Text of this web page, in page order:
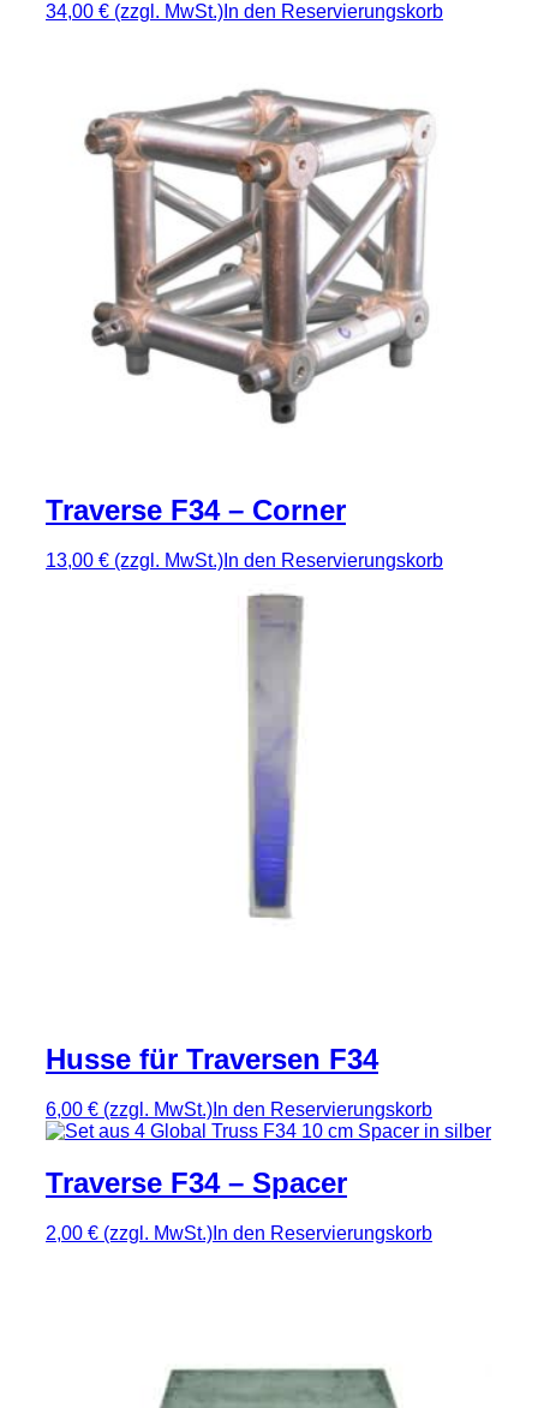
34,00 € (zzgl. MwSt.) In den Reservierungskorb
Traverse F34 – Corner
13,00 € (zzgl. MwSt.) In den Reservierungskorb
Husse für Traversen F34
6,00 € (zzgl. MwSt.) In den Reservierungskorb
Traverse F34 – Spacer
2,00 € (zzgl. MwSt.) In den Reservierungskorb